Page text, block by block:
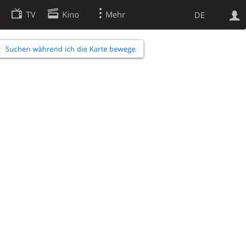
DE
TV Kino Mehr
Suchen während ich die Karte bewege
Websuche